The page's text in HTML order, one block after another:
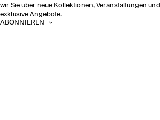
wir Sie über neue Kollektionen, Veranstaltungen und
exklusive Angebote.
ABONNIEREN